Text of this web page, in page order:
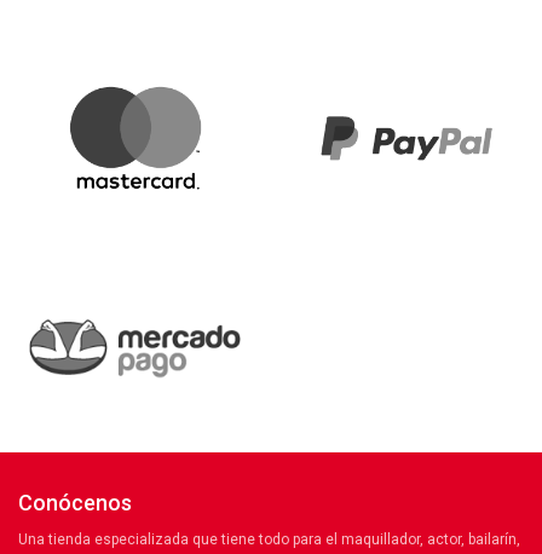
Conócenos
Una tienda especializada que tiene todo para el maquillador, actor, bailarín,